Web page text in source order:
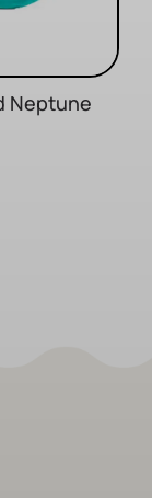
Neptune